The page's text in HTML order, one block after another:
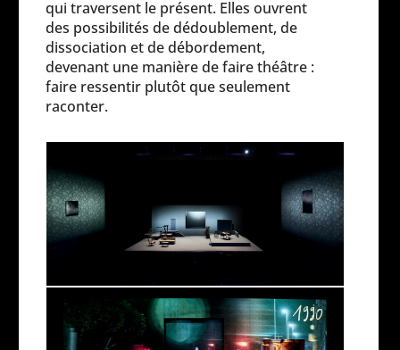
qui traversent le présent. Elles ouvrent
des possibilités de dédoublement, de
dissociation et de débordement,
devenant une manière de faire théâtre :
faire ressentir plutôt que seulement
raconter.